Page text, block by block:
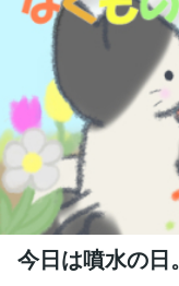
今日は噴水の日。